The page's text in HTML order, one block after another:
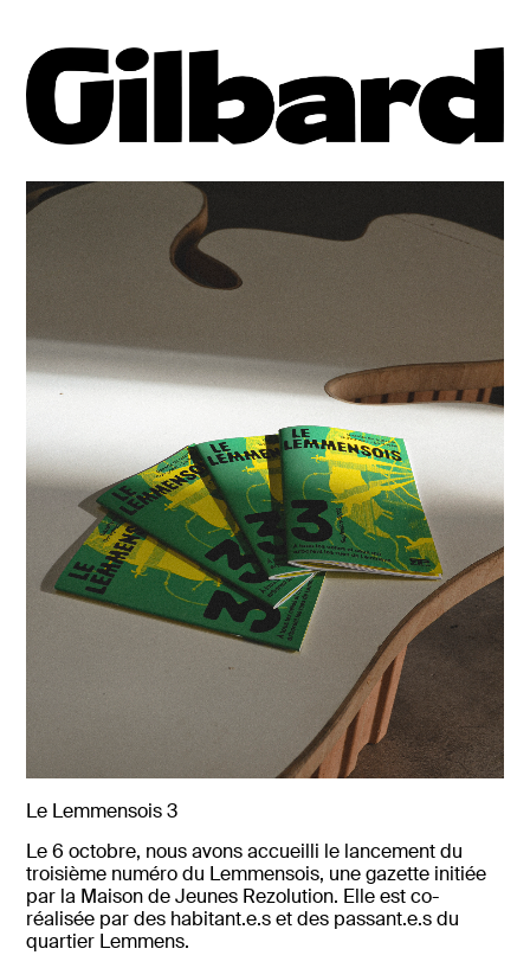
Le Lemmensois 3
Le 6 octobre, nous avons accueilli le lancement du
troisième numéro du Lemmensois, une gazette initiée
par la Maison de Jeunes Rezolution. Elle est co-
réalisée par des habitant.e.s et des passant.e.s du
quartier Lemmens.